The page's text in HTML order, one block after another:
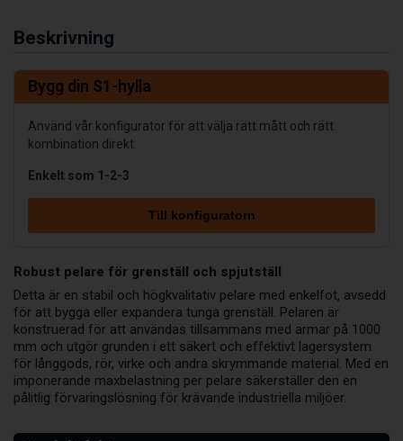
Beskrivning
Bygg din S1-hylla
Använd vår konfigurator för att välja rätt mått och rätt
kombination direkt.
Enkelt som 1-2-3
Till konfiguratorn
Robust pelare för grenställ och spjutställ
Detta är en stabil och högkvalitativ pelare med enkelfot, avsedd
för att bygga eller expandera tunga grenställ. Pelaren är
konstruerad för att användas tillsammans med armar på 1000
mm och utgör grunden i ett säkert och effektivt lagersystem
för långgods, rör, virke och andra skrymmande material. Med en
imponerande maxbelastning per pelare säkerställer den en
pålitlig förvaringslösning för krävande industriella miljöer.